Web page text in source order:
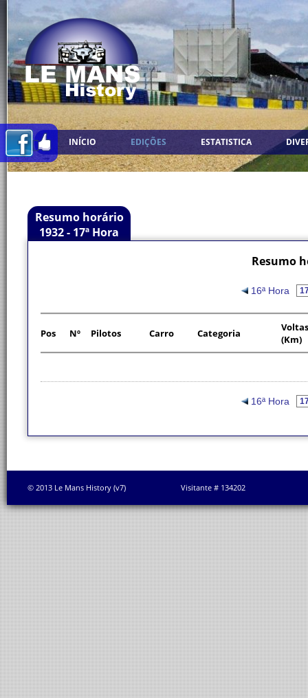
INÍCIO EDIÇÕES ESTATISTICA
Resumo horário
1932 - 17ª Hora
Resumo
16ª Hora
Pos Nº Pilotos Carro Categoria
Voltas
(Km)
16ª Hora
© 2013 Le Mans History (v7) Visitante # 134202